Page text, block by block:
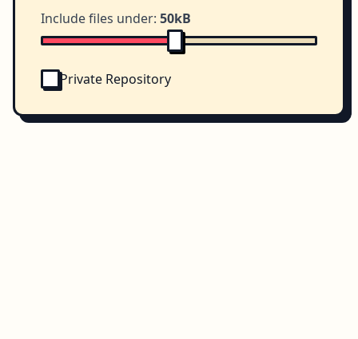
Include files under: 50kB
Private Repository